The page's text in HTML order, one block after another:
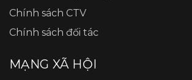
Chính sách CTV
Chính sách đối tác
MẠNG XÃ HỘI